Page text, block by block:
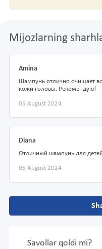
Mijozlarning
Amina
Шампунь отлично очищает
кожи головы. Рекомендую!
05 August 2024
Diana
Отличный шампунь для
05 August 2024
Savollar qoldi mi?